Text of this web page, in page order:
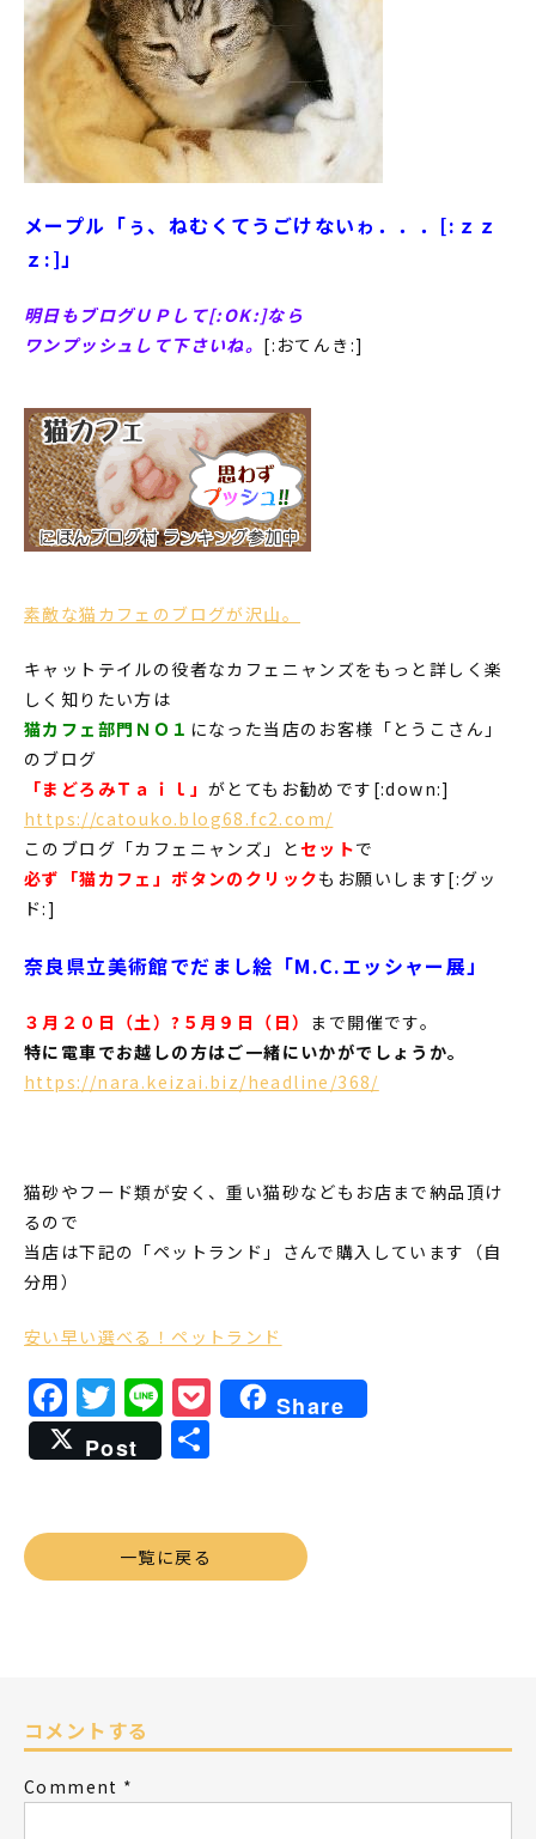
メープル「ぅ、ねむくてうごけないゎ．．．[:ｚｚ
ｚ:]」
明日もブログＵＰして[:OK:]なら
ワンプッシュして下さいね。 [:おてんき:]
素敵な猫カフェのブログが沢山。
キャットテイルの役者なカフェニャンズをもっと詳しく楽
しく知りたい方は
猫カフェ部門ＮＯ１ になった当店のお客様「とうこさん」
のブログ
「まどろみＴａｉｌ」 がとてもお勧めです[:down:]
https://catouko.blog68.fc2.com/
このブログ「カフェニャンズ」とセットで
必ず「猫カフェ」ボタンのクリックもお願いします[:グッ
ド:]
奈良県立美術館でだまし絵「M.C.エッシャー展」
３月２０日（土）?５月９日（日） まで開催です。
特に電車でお越しの方はご一緒にいかがでしょうか。
https://nara.keizai.biz/headline/368/
猫砂やフード類が安く、重い猫砂などもお店まで納品頂け
るので
当店は下記の「ペットランド」さんで購入しています（自
分用）
安い早い選べる！ペットランド
Facebook
Twitter
LinePocket
Share
Post
共
一覧に戻る
コメントする
Comment *